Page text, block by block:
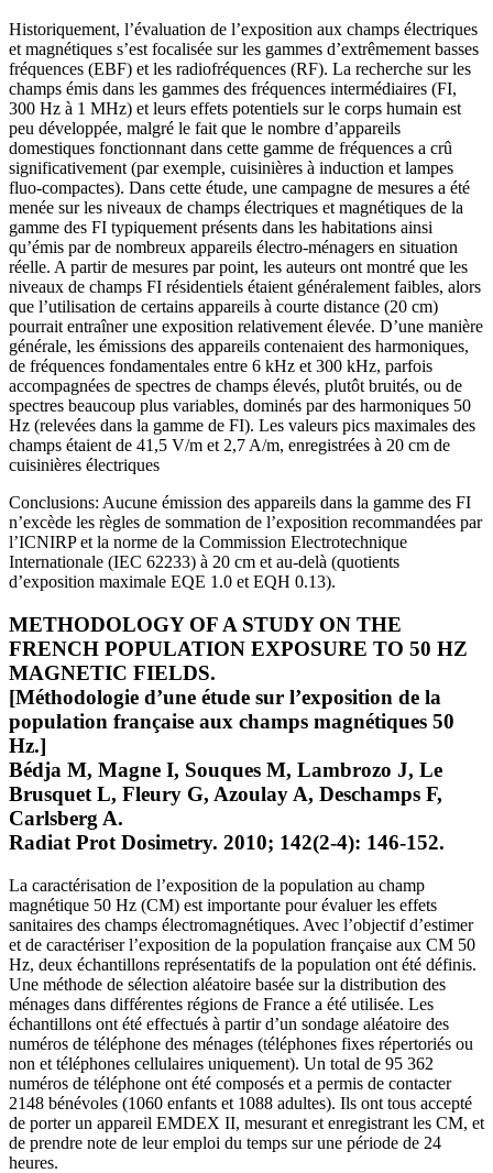
Historiquement, l’évaluation de l’exposition aux champs électriques
et magnétiques s’est focalisée sur les gammes d’extrêmement basses
fréquences (EBF) et les radiofréquences (RF). La recherche sur les
champs émis dans les gammes des fréquences intermédiaires (FI,
300 Hz à 1 MHz) et leurs effets potentiels sur le corps humain est
peu développée, malgré le fait que le nombre d’appareils
domestiques fonctionnant dans cette gamme de fréquences a crû
significativement (par exemple, cuisinières à induction et lampes
fluo-compactes). Dans cette étude, une campagne de mesures a été
menée sur les niveaux de champs électriques et magnétiques de la
gamme des FI typiquement présents dans les habitations ainsi
qu’émis par de nombreux appareils électro-ménagers en situation
réelle. A partir de mesures par point, les auteurs ont montré que les
niveaux de champs FI résidentiels étaient généralement faibles, alors
que l’utilisation de certains appareils à courte distance (20 cm)
pourrait entraîner une exposition relativement élevée. D’une manière
générale, les émissions des appareils contenaient des harmoniques,
de fréquences fondamentales entre 6 kHz et 300 kHz, parfois
accompagnées de spectres de champs élevés, plutôt bruités, ou de
spectres beaucoup plus variables, dominés par des harmoniques 50
Hz (relevées dans la gamme de FI). Les valeurs pics maximales des
champs étaient de 41,5 V/m et 2,7 A/m, enregistrées à 20 cm de
cuisinières électriques
Conclusions: Aucune émission des appareils dans la gamme des FI
n’excède les règles de sommation de l’exposition recommandées par
l’ICNIRP et la norme de la Commission Electrotechnique
Internationale (IEC 62233) à 20 cm et au-delà (quotients
d’exposition maximale EQE 1.0 et EQH 0.13).
METHODOLOGY OF A STUDY ON THE
FRENCH POPULATION EXPOSURE TO 50 HZ
MAGNETIC FIELDS.
[Méthodologie d’une étude sur l’exposition de la
population française aux champs magnétiques 50
Hz.]
Bédja M, Magne I, Souques M, Lambrozo J, Le
Brusquet L, Fleury G, Azoulay A, Deschamps F,
Carlsberg A.
Radiat Prot Dosimetry. 2010; 142(2-4): 146-152.
La caractérisation de l’exposition de la population au champ
magnétique 50 Hz (CM) est importante pour évaluer les effets
sanitaires des champs électromagnétiques. Avec l’objectif d’estimer
et de caractériser l’exposition de la population française aux CM 50
Hz, deux échantillons représentatifs de la population ont été définis.
Une méthode de sélection aléatoire basée sur la distribution des
ménages dans différentes régions de France a été utilisée. Les
échantillons ont été effectués à partir d’un sondage aléatoire des
numéros de téléphone des ménages (téléphones fixes répertoriés ou
non et téléphones cellulaires uniquement). Un total de 95 362
numéros de téléphone ont été composés et a permis de contacter
2148 bénévoles (1060 enfants et 1088 adultes). Ils ont tous accepté
de porter un appareil EMDEX II, mesurant et enregistrant les CM, et
de prendre note de leur emploi du temps sur une période de 24
heures.